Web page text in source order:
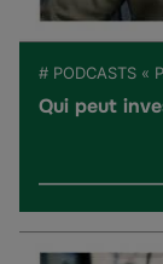
# PODCASTS «
Qui peut